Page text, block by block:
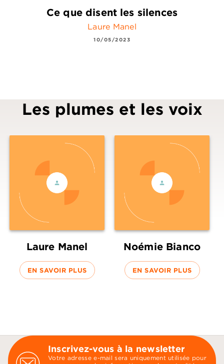
Ce que disent les silences
Laure Manel
10/05/2023
Les plumes et les voix
Laure Manel
EN SAVOIR PLUS
Noémie Bianco
EN SAVOIR PLUS
Inscrivez-vous à la newsletter
Votre adresse e-mail sera uniquement utilisée pour